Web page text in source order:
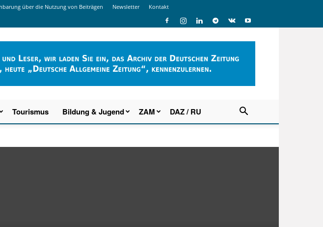
über die Nutzung von Beiträgen Newsletter Kontakt
Tourismus Bildung & Jugend ZAM DAZ / RU